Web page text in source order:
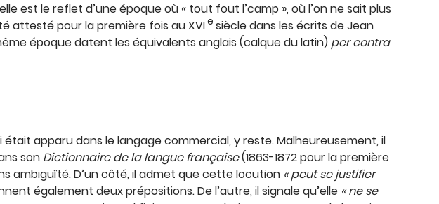
est le reflet d’une époque où « tout fout l’camp », où l’on ne sait plus
attesté pour la première fois au XVIe siècle dans les écrits de Jean
époque datent les équivalents anglais (calque du latin) per contra
était apparu dans le langage commercial, y reste. Malheureusement, il
son Dictionnaire de la langue française(1863-1872 pour la première
ambiguïté. D’un côté, il admet que cette locution « peut se justifier
également deux prépositions. De l’autre, il signale qu’elle « ne se